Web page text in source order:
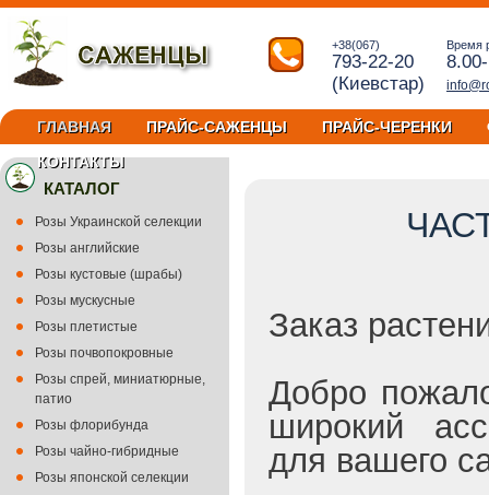
+38(067)
793-22-20
(Киевстар)
Время
ГЛАВНАЯ ПРАЙС-САЖЕНЦЫ ПРАЙС-ЧЕРЕНКИ
КОНТАКТЫ
Заказ
Добро
широкий
для вашего
КАТАЛОГ
Розы Украинской селекции
Розы английские
Розы кустовые (шрабы)
Розы мускусные
Розы плетистые
Розы почвопокровные
Розы спрей, миниатюрные,
патио
Розы флорибунда
Розы чайно-гибридные
Розы японской селекции